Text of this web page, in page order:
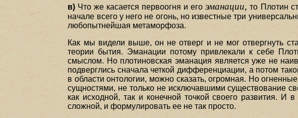
в) Что же касается первоогня и егоэманации, то Плотин
начале всего у него не огонь, но известные три
любопытнейшая метаморфоза.
Как мы видели выше, он не отверг и не мог отвергнуть
теории бытия. Эманации потому привлекали к себе
смыслом. Но плотиновская эманация является уже не
подверглись сначала четкой дифференциации, а потом
в области онтологии, можно сказать, огромная. Но
сущностями, не только не исключавшими существование
как исходной, так и конечной точкой своего развития. И
сложной, и формулировать ее не так просто.